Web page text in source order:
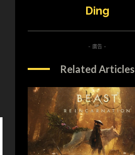
Ding
- 廣告 -
Related Articles